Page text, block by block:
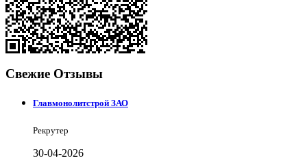
Свежие Отзывы
Главмонолитстрой ЗАО
Рекрутер
30-04-2026